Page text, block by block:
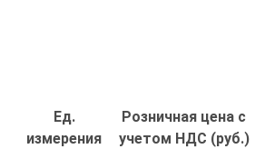
Ед.
измерения
Розничная цена с
учетом НДС (руб.)